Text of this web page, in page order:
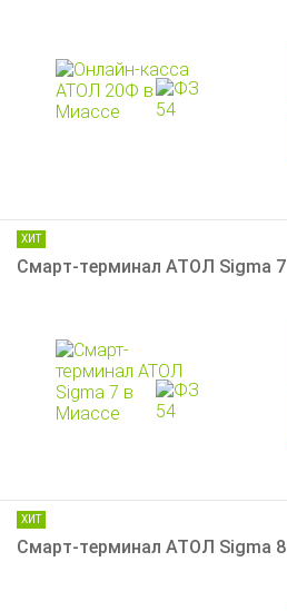
ХИТ
Смарт-терминал АТОЛ Sigma 7
ХИТ
Смарт-терминал АТОЛ Sigma 8